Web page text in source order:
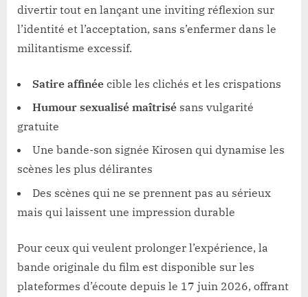
divertir tout en lançant une inviting réflexion sur
l’identité et l’acceptation, sans s’enfermer dans le
militantisme excessif.
Satire affinée cible les clichés et les crispations
Humour sexualisé maîtrisé sans vulgarité
gratuite
Une bande-son signée Kirosen qui dynamise les
scènes les plus délirantes
Des scènes qui ne se prennent pas au sérieux
mais qui laissent une impression durable
Pour ceux qui veulent prolonger l’expérience, la
bande originale du film est disponible sur les
plateformes d’écoute depuis le 17 juin 2026, offrant